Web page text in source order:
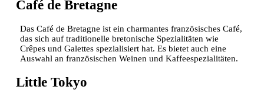
Café de Bretagne
Das Café de Bretagne ist ein charmantes französisches Café,
das sich auf traditionelle bretonische Spezialitäten wie
Crêpes und Galettes spezialisiert hat. Es bietet auch eine
Auswahl an französischen Weinen und Kaffeespezialitäten.
Little Tokyo